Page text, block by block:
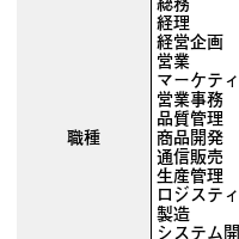
職種
経理
経営企画
営業
マーケテ
営業事務
品質管理
商品開発
通信販売
生産管理
ロジステ
製造
システム